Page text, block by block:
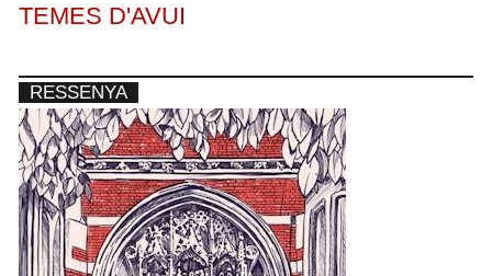
TEMES D'AVUI
RESSENYA